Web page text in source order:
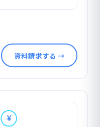
資料請求する →